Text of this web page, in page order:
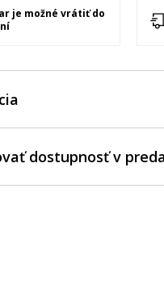
je možné vrátiť do
dostupnosť v